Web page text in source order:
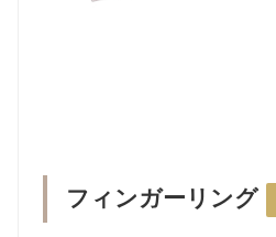
フィンガーリング